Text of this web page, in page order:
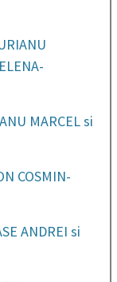
MARCEL si
COSMIN-
ANDREI si